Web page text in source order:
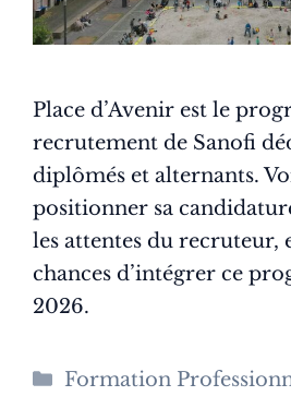
Place d’Avenir est le
recrutement de Sanofi
diplômés et alternants.
positionner sa
les attentes du recruteur,
chances d’intégrer ce
2026.
Catégories
Formation